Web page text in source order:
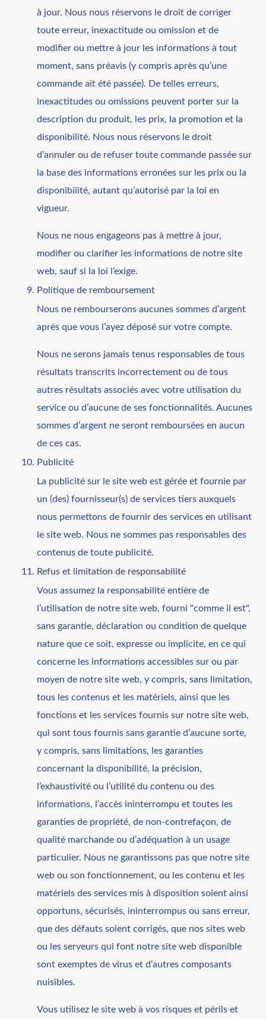
à jour. Nous nous réservons le droit de corriger
toute erreur, inexactitude ou omission et de
modifier ou mettre à jour les informations à tout
moment, sans préavis (y compris après qu’une
commande ait été passée). De telles erreurs,
inexactitudes ou omissions peuvent porter sur la
description du produit, les prix, la promotion et la
disponibilité. Nous nous réservons le droit
d’annuler ou de refuser toute commande passée sur
la base des informations erronées sur les prix ou la
disponibilité, autant qu’autorisé par la loi en
vigueur.
Nous ne nous engageons pas à mettre à jour,
modifier ou clarifier les informations de notre site
web, sauf si la loi l’exige.
Politique de remboursement
Nous ne rembourserons aucunes sommes d’argent
après que vous l’ayez déposé sur votre compte.
Nous ne serons jamais tenus responsables de tous
résultats transcrits incorrectement ou de tous
autres résultats associés avec votre utilisation du
service ou d’aucune de ses fonctionnalités. Aucunes
sommes d’argent ne seront remboursées en aucun
de ces cas.
Publicité
La publicité sur le site web est gérée et fournie par
un (des) fournisseur(s) de services tiers auxquels
nous permettons de fournir des services en utilisant
le site web. Nous ne sommes pas responsables des
contenus de toute publicité.
Refus et limitation de responsabilité
Vous assumez la responsabilité entière de
l’utilisation de notre site web, fourni "comme il est",
sans garantie, déclaration ou condition de quelque
nature que ce soit, expresse ou implicite, en ce qui
concerne les informations accessibles sur ou par
moyen de notre site web, y compris, sans limitation,
tous les contenus et les matériels, ainsi que les
fonctions et les services fournis sur notre site web,
qui sont tous fournis sans garantie d’aucune sorte,
y compris, sans limitations, les garanties
concernant la disponibilité, la précision,
l’exhaustivité ou l’utilité du contenu ou des
informations, l’accès ininterrompu et toutes les
garanties de propriété, de non-contrefaçon, de
qualité marchande ou d’adéquation à un usage
particulier. Nous ne garantissons pas que notre site
web ou son fonctionnement, ou les contenu et les
matériels des services mis à disposition soient ainsi
opportuns, sécurisés, ininterrompus ou sans erreur,
que des défauts soient corrigés, que nos sites web
ou les serveurs qui font notre site web disponible
sont exemptes de virus et d’autres composants
nuisibles.
Vous utilisez le site web à vos risques et périls et